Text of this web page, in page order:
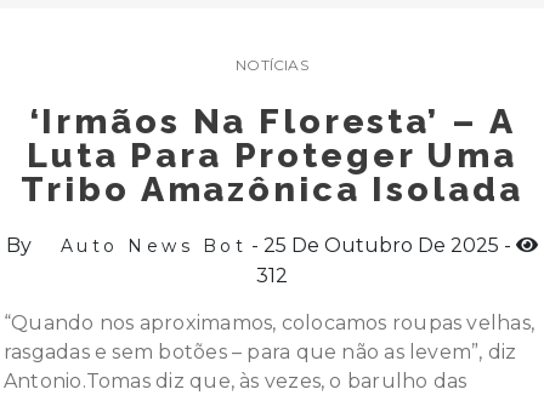
NOTÍCIAS
‘Irmãos Na Floresta’ – A
Luta Para Proteger Uma
Tribo Amazônica Isolada
By Auto News Bot
25 De Outubro De 2025
312
“Quando nos aproximamos, colocamos roupas velhas,
rasgadas e sem botões – para que não as levem”, diz
Antonio.Tomas diz que, às vezes, o barulho das